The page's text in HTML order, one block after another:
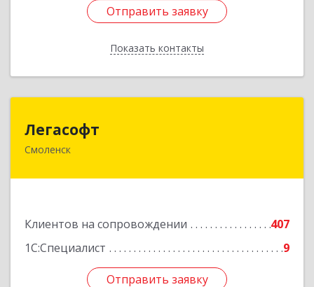
Отправить заявку
Показать контакты
Отправить заявку
Назад
Легасофт
Смоленск
Клиентов на сопровождении
407
1С:Специалист
9
Отправить заявку
214018, Смоленская обл, Смоленск г, Ново-
Отправить заявку